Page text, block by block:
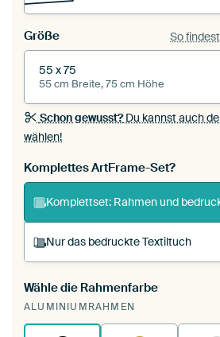
Größe So
55 x 75
55 cm Breite, 75 cm Höhe
Schon gewusst?Du kannst auch
wählen!
Komplettes ArtFrame-Set?
Komplettset: Rahmen und
Nur das bedruckte Textiltuch
Du spannst einen
deinen vorhandenen
funktioniert es.
Wähle die Rahmenfarbe
ALUMINIUMRAHMEN